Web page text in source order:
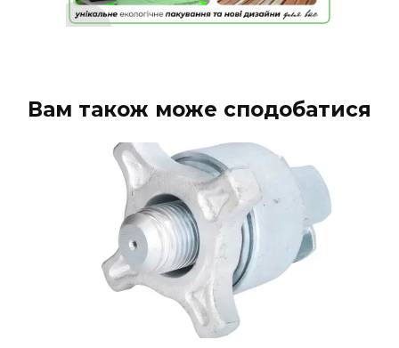
Вам також може сподобатися